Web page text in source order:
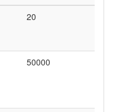
20
50000